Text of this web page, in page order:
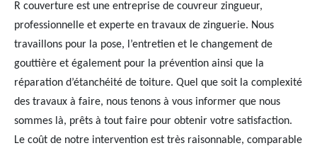
R couverture est une entreprise de couvreur zingueur,
professionnelle et experte en travaux de zinguerie. Nous
travaillons pour la pose, l’entretien et le changement de
gouttière et également pour la prévention ainsi que la
réparation d’étanchéité de toiture. Quel que soit la complexité
des travaux à faire, nous tenons à vous informer que nous
sommes là, prêts à tout faire pour obtenir votre satisfaction.
Le coût de notre intervention est très raisonnable, comparable